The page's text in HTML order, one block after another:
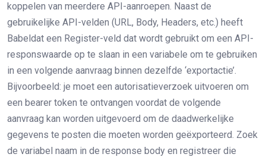
koppelen van meerdere API-aanroepen. Naast de
gebruikelijke API-velden (URL, Body, Headers, etc.) heeft
Babeldat een Register-veld dat wordt gebruikt om een API-
responswaarde op te slaan in een variabele om te gebruiken
in een volgende aanvraag binnen dezelfde ‘exportactie’.
Bijvoorbeeld: je moet een autorisatieverzoek uitvoeren om
een bearer token te ontvangen voordat de volgende
aanvraag kan worden uitgevoerd om de daadwerkelijke
gegevens te posten die moeten worden geëxporteerd. Zoek
de variabel naam in de response body en registreer die